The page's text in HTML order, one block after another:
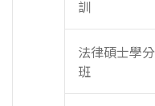
訓
法律碩士學分
班